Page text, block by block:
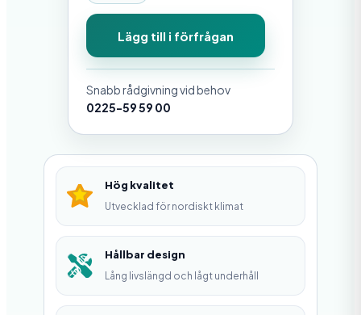
u
k
b
å
m
n
g
d
Lägg till i förfrågan
Snabb rådgivning vid behov
0225-59 59 00
Hög kvalitet
Utvecklad för nordiskt klimat
Hållbar design
Lång livslängd och lågt underhåll